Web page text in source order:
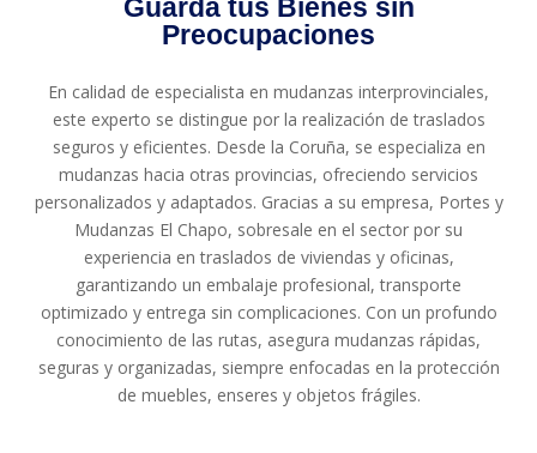
Guarda tus Bienes sin
Preocupaciones
En calidad de especialista en mudanzas interprovinciales,
este experto se distingue por la realización de traslados
seguros y eficientes. Desde la Coruña, se especializa en
mudanzas hacia otras provincias, ofreciendo servicios
personalizados y adaptados. Gracias a su empresa, Portes y
Mudanzas El Chapo, sobresale en el sector por su
experiencia en traslados de viviendas y oficinas,
garantizando un embalaje profesional, transporte
optimizado y entrega sin complicaciones. Con un profundo
conocimiento de las rutas, asegura mudanzas rápidas,
seguras y organizadas, siempre enfocadas en la protección
de muebles, enseres y objetos frágiles.